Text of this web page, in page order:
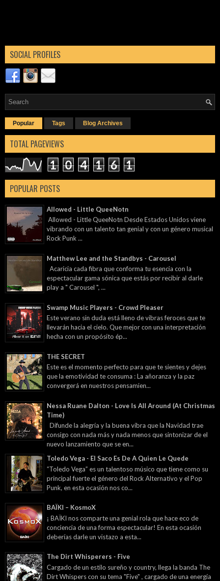
SOCIAL PROFILES
Popular Tags Blog Archives
TOTAL PAGEVIEWS
1 0 4 1 6 1
POPULAR POSTS
Allowed - Little QueeNotn
Allowed - Little QueeNotn Desde Estados Unidos viene
vibrando con un talento tan genial y con un género musical
Rock Punk ...
Matthew Lee and the Standbys - Carousel
Acaricia cada fibra que conforma tu esencia con la
espectacular gama sónica que estás por recibir al darle
play a " Carousel ", ...
Swamp Music Players - Crowd Pleaser
Este verano sin duda está lleno de vibras feroces que te
llevarán hacia el cielo. Que mejor con una interpretación
hecha con un propósito ép...
THE SECRET
Este es el momento perfecto para que te sientes y dejes
que la emotividad te consuma : La añoranza y la paz
convergerá en nuestros pensamien...
Nessa Ruane Dalton - Love Is All Around (At Christmas
Time)
Difunde la alegría y la buena vibra que la Navidad trae
consigo con nada más y nada menos que sintonizar de el
nuevo lanzamiento que se en...
Toledo Vega - El Saco Es De A Quien Le Quede
“Toledo Vega” es un talentoso músico que tiene como su
principal fuerte el género del Rock Alternativo y el Pop
Punk, en esta ocasión nos co...
BAÏKI – KosmoX
¡ BAÏKI nos comparte una genial rola que hace eco de
conciencia de una forma espectacular! En esta ocasión
deberías darle un vistazo a esta...
The Dirt Whisperers - Five
Cargado de un estilo sureño y country, llega la banda The
Dirt Whispers con su tema "Five" , cargado de una energía